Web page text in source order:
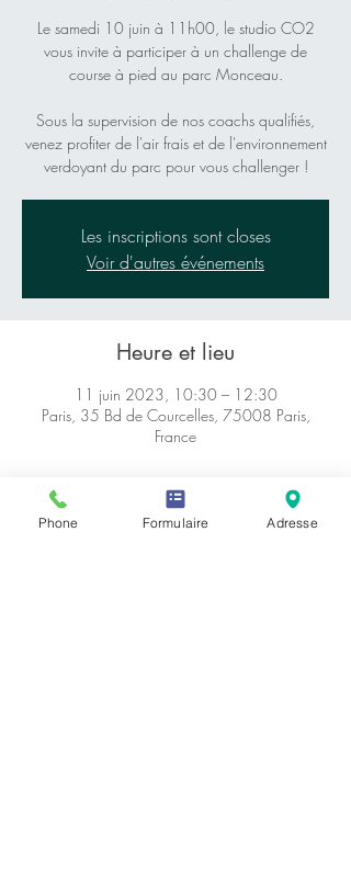
Le samedi 10 juin à 11h00, le studio CO2
vous invite à participer à un challenge de
course à pied au parc Monceau.
Sous la supervision de nos coachs qualifiés,
venez profiter de l'air frais et de l'environnement
verdoyant du parc pour vous challenger !
Les inscriptions sont closes
Voir d'autres événements
Heure et lieu
11 juin 2023, 10:30 – 12:30
Paris, 35 Bd de Courcelles, 75008 Paris,
France
À propos de l'événement
Phone Formulaire Adresse